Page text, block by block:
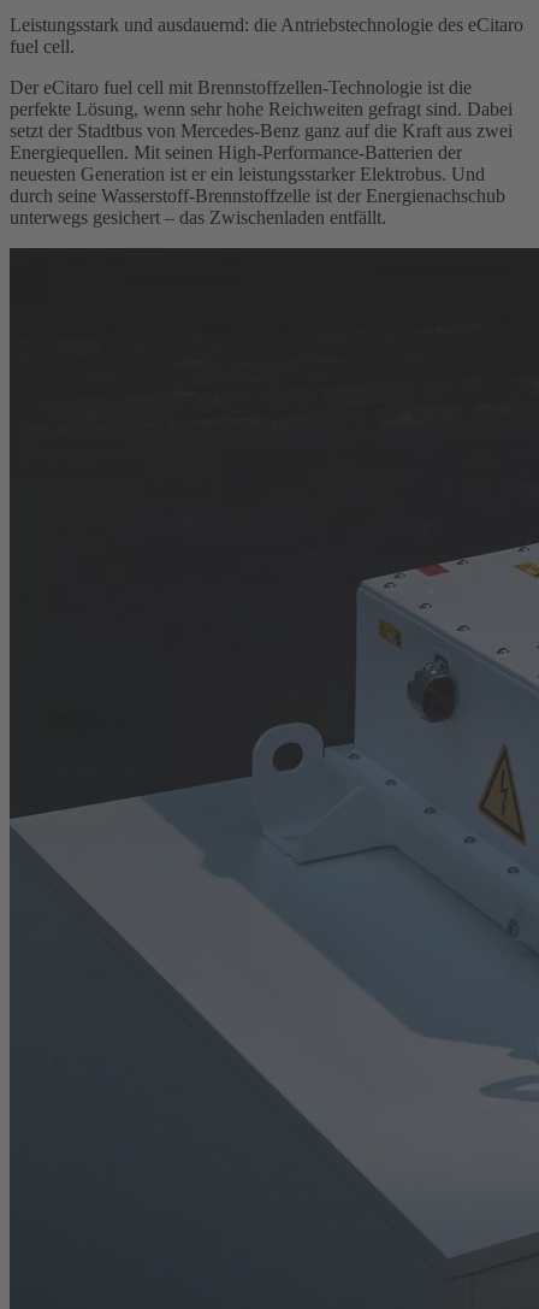
Leistungsstark und ausdauernd: die Antriebstechnologie des eCitaro
fuel cell.
Der eCitaro fuel cell mit Brennstoffzellen-Technologie ist die
perfekte Lösung, wenn sehr hohe Reichweiten gefragt sind. Dabei
setzt der Stadtbus von Mercedes‑Benz ganz auf die Kraft aus zwei
Energiequellen. Mit seinen High-Performance-Batterien der
neuesten Generation ist er ein leistungsstarker Elektrobus. Und
durch seine Wasserstoff-Brennstoffzelle ist der Energienachschub
unterwegs gesichert – das Zwischenladen entfällt.